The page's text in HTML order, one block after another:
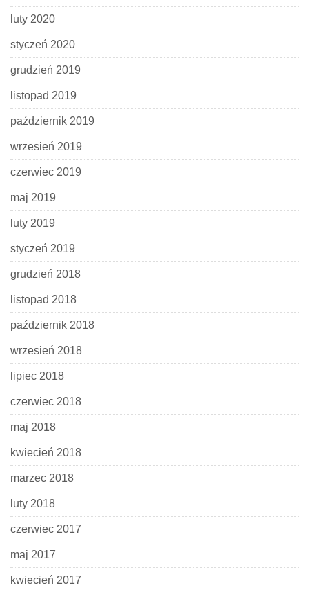
luty 2020
styczeń 2020
grudzień 2019
listopad 2019
październik 2019
wrzesień 2019
czerwiec 2019
maj 2019
luty 2019
styczeń 2019
grudzień 2018
listopad 2018
październik 2018
wrzesień 2018
lipiec 2018
czerwiec 2018
maj 2018
kwiecień 2018
marzec 2018
luty 2018
czerwiec 2017
maj 2017
kwiecień 2017